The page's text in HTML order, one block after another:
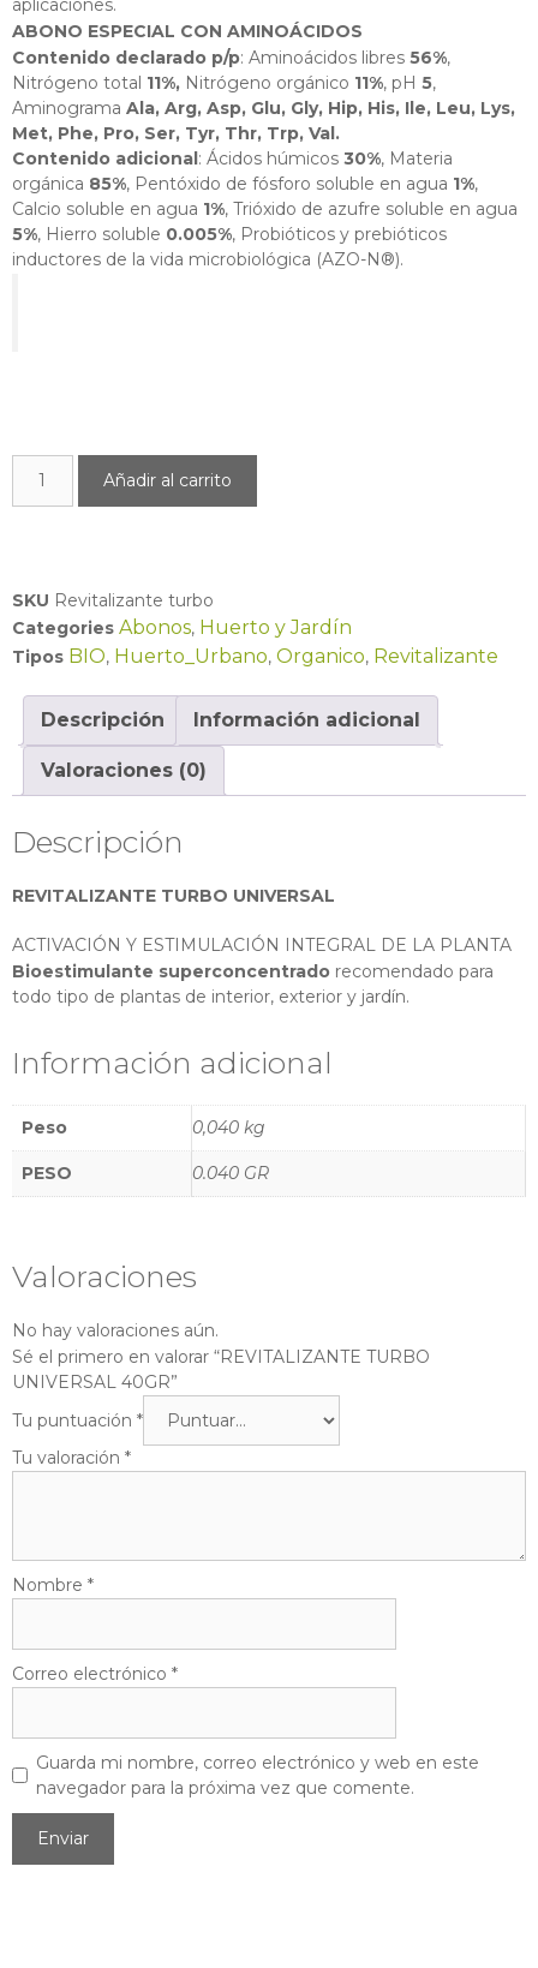
aplicaciones.
ABONO ESPECIAL CON AMINOÁCIDOS
Contenido declarado p/p: Aminoácidos libres 56%,
Nitrógeno total 11%, Nitrógeno orgánico 11%, pH 5,
Aminograma Ala, Arg, Asp, Glu, Gly, Hip, His, Ile, Leu, Lys,
Met, Phe, Pro, Ser, Tyr, Thr, Trp, Val.
Contenido adicional: Ácidos húmicos 30%, Materia
orgánica 85%, Pentóxido de fósforo soluble en agua 1%,
Calcio soluble en agua 1%, Trióxido de azufre soluble en agua
5%, Hierro soluble 0.005%, Probióticos y prebióticos
inductores de la vida microbiológica (AZO-N®).
Añadir al carrito
SKU Revitalizante turbo
Categories Abonos, Huerto y Jardín
Tipos BIO, Huerto_Urbano, Organico, Revitalizante
Descripción Información adicional
Valoraciones (0)
Descripción
REVITALIZANTE TURBO UNIVERSAL
ACTIVACIÓN Y ESTIMULACIÓN INTEGRAL DE LA PLANTA
Bioestimulante superconcentrado recomendado para
todo tipo de plantas de interior, exterior y jardín.
Información adicional
Peso 0,040 kg
PESO 0.040 GR
Valoraciones
No hay valoraciones aún.
Sé el primero en valorar “REVITALIZANTE TURBO
UNIVERSAL 40GR”
Tu puntuación *
Tu valoración *
Nombre *
Correo electrónico *
Guarda mi nombre, correo electrónico y web en este
navegador para la próxima vez que comente.